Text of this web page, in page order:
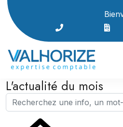
Bienvenue
L'actualité du mois